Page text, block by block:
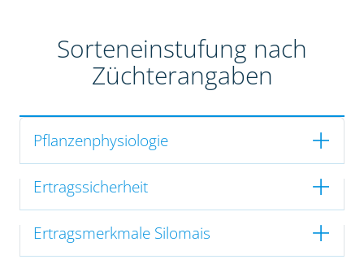
Sorteneinstufung nach
Züchterangaben
Pflanzenphysiologie
Ertragssicherheit
Ertragsmerkmale Silomais